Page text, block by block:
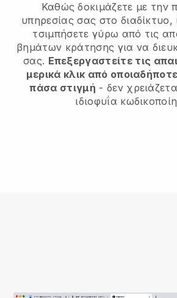
Καθώς δοκιμάζετε με την
υπηρεσίας σας στο διαδίκτυο,
τσιμπήσετε γύρω από τις
βημάτων κράτησης για να
σας. Επεξεργαστείτε τις
μερικά κλικ από
πάσα στιγμή - δεν
ιδιοφυΐα